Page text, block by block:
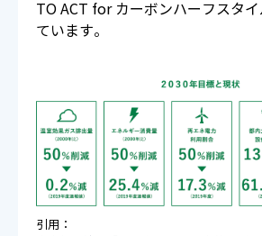
TO ACT for カーボンハーフスタ
ています。
引用：